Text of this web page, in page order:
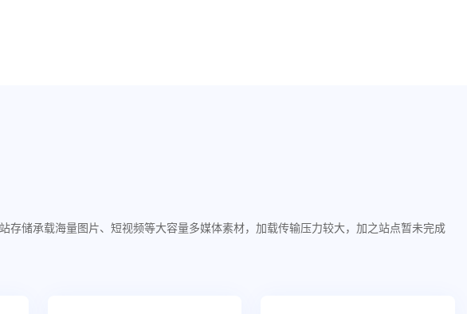
储承载海量图片、短视频等大容量多媒体素材，加载传输压力较大，加之站点暂未完成